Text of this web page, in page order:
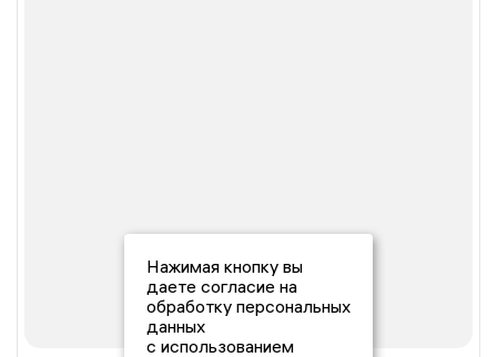
Нажимая кнопку вы
даете согласие на
обработку персональных
данных
с использованием